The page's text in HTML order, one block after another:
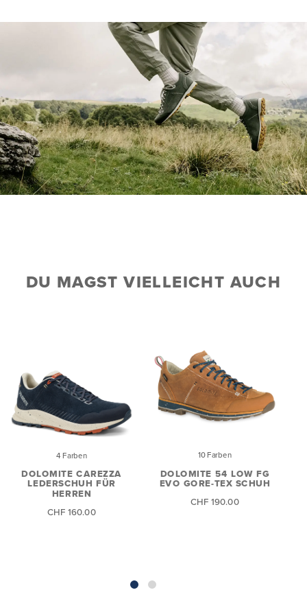
DU MAGST VIELLEICHT AUCH
4 Farben
DOLOMITE CAREZZA
LEDERSCHUH FÜR
HERREN
CHF 160.00
10 Farben
DOLOMITE 54 LOW FG
EVO GORE-TEX SCHUH
CHF 190.00